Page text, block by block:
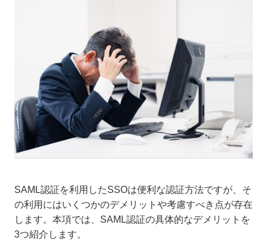
SAML認証を利用したSSOは便利な認証方法ですが、そ
の利用にはいくつかのデメリットや考慮すべき点が存在
します。本項では、SAML認証の具体的なデメリットを
3つ紹介します。